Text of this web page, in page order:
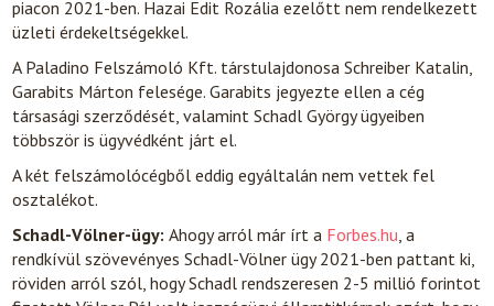
piacon 2021-ben. Hazai Edit Rozália ezelőtt nem rendelkezett
üzleti érdekeltségekkel.
A Paladino Felszámoló Kft. társtulajdonosa Schreiber Katalin,
Garabits Márton felesége. Garabits jegyezte ellen a cég
társasági szerződését, valamint Schadl György ügyeiben
többször is ügyvédként járt el.
A két felszámolócégből eddig egyáltalán nem vettek fel
osztalékot.
Schadl-Völner-ügy:Ahogy arról már írt a Forbes.hu, a
rendkívül szövevényes Schadl-Völner ügy 2021-ben pattant ki,
röviden arról szól, hogy Schadl rendszeresen 2-5 millió forintot